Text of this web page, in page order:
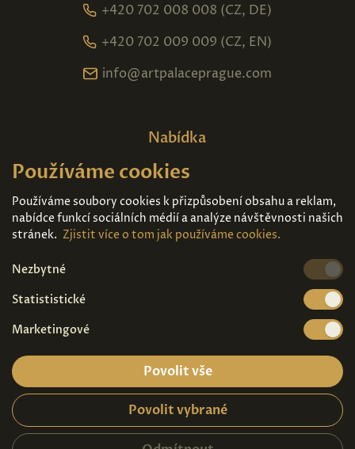
+420 702 008 008 (CZ, DE)
+420 702 009 009 (CZ, EN)
info@artpalaceprague.com
Nabídka
Domů
Expozice
Kontakt
Díla k prodeji
Vstupenky
2026© Copyright - Art Palace Prague s.r.o.
Ochrana osobních údajů|Návštěvní řád
Používáme cookies
Používáme soubory cookies k přizpůsobení obsahu a reklam,
nabídce funkcí sociálních médií a analýze návštěvnosti našich
stránek. Zjistit více o tom jak používáme cookies.
Nezbytné
Statististické
Marketingové
Povolit vše
Povolit vybrané